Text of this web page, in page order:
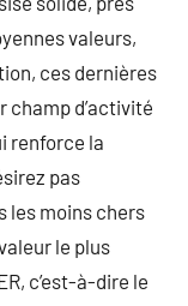
valeurs,
ces dernières
champ d’activité
renforce la
pas
les moins chers
le plus
c’est-à-dire le